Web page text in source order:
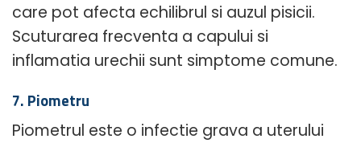
care pot afecta echilibrul si auzul pisicii.
Scuturarea frecventa a capului si
inflamatia urechii sunt simptome comune.
7. Piometru
Piometrul este o infectie grava a uterului